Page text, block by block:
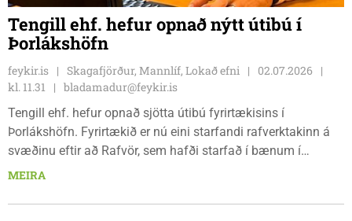
Tengill ehf. hefur opnað nýtt útibú í
Þorlákshöfn
feykir.is Skagafjörður, Mannlíf, Lokað efni
02.07.2026
kl. 11.31
bladamadur@feykir.is
Tengill ehf. hefur opnað sjötta útibú fyrirtækisins í
Þorlákshöfn. Fyrirtækið er nú eini starfandi rafverktakinn á
svæðinu eftir að Rafvör, sem hafði starfað í bænum í
áratugi, hætti rekstri. Undanfarið ár hafa fyrirtækin tvö unnið
við þjónustu á svæðinu.
MEIRA